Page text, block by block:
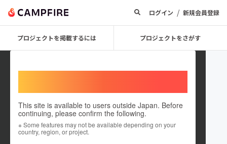
ログイン / 新規会員登録
プロジェクトを掲載するには プロジェクトをさがす
This site is available to users outside Japan. Before
continuing, please confirm the following.
※ Some features may not be available depending on your
country, region, or project.
mcf168com1